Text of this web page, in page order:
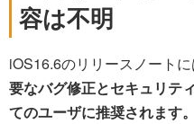
容は不明
iOS16.6のリリースノート
要なバグ修正とセキュリテ
てのユーザに推奨されます。